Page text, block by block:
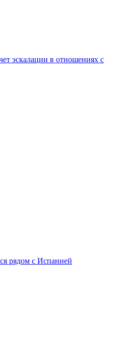
эскалации в отношениях с
рядом с Испанией